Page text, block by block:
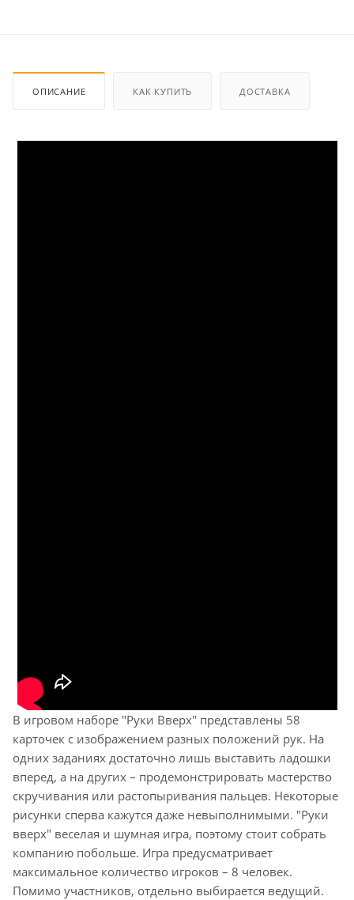
ОПИСАНИЕ КАК КУПИТЬ ДОСТАВКА
В игровом наборе "Руки Вверх" представлены 58
карточек с изображением разных положений рук. На
одних заданиях достаточно лишь выставить ладошки
вперед, а на других – продемонстрировать мастерство
скручивания или растопыривания пальцев. Некоторые
рисунки сперва кажутся даже невыполнимыми. "Руки
вверх" веселая и шумная игра, поэтому стоит собрать
компанию побольше. Игра предусматривает
максимальное количество игроков – 8 человек.
Помимо участников, отдельно выбирается ведущий.